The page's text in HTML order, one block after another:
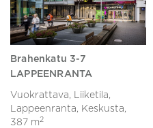
Brahenkatu 3-7
LAPPEENRANTA
Vuokrattava, Liiketila,
Lappeenranta, Keskusta,
387 m 2